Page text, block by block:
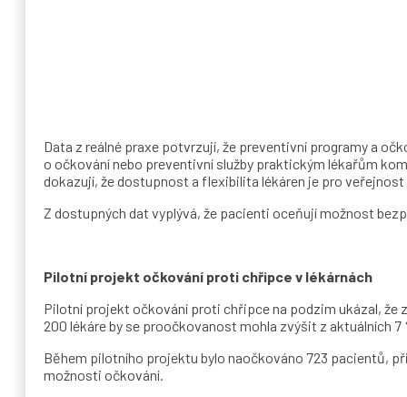
Data z reálné praxe potvrzují, že preventivní programy a
o očkování nebo preventivní služby praktickým lékařům
dokazují, že dostupnost a flexibilita lékáren je pro
Z dostupných dat vyplývá, že pacienti oceňují možnost
Pilotní projekt očkování proti chřipce v lékárnách
Pilotní projekt očkování proti chřipce na podzim ukázal, že
200 lékáre by se proočkovanost mohla zvýšit z aktuálních 7
Během pilotního projektu bylo naočkováno 723 pacientů,
možnosti očkování.